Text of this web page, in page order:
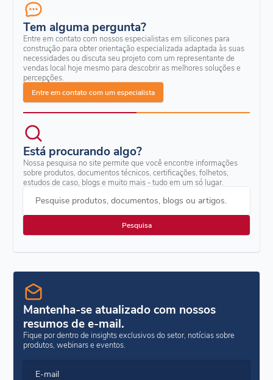
Tem alguma pergunta?
Entre em contato com nossos especialistas em silicones para
construção para obter orientação especializada adaptada às suas
necessidades ou discuta seu projeto com um representante de
vendas local hoje mesmo para descobrir as melhores soluções e
percepções.
Entre em contato com um especialista
Está procurando algo?
Nossa pesquisa no site permite que você encontre informações
sobre produtos, documentos técnicos, certificações, folhetos,
estudos de caso, blogs e muito mais - tudo em um só lugar.
Pesquise produtos, documentos, blogs ou artigos.
Mantenha-se atualizado com nossos
resumos de e-mail.
Fique por dentro de insights exclusivos do setor, notícias sobre
produtos, webinars e eventos.
E-mail